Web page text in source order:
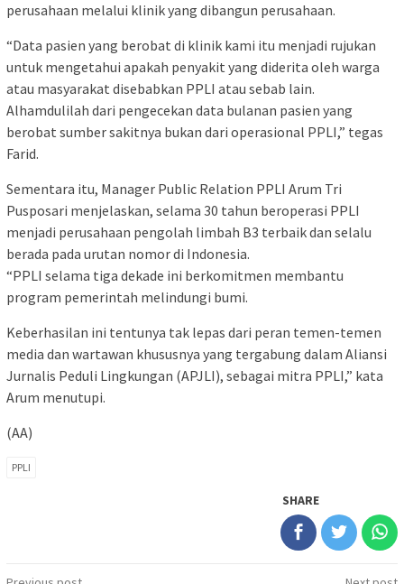
perusahaan melalui klinik yang dibangun perusahaan.
“Data pasien yang berobat di klinik kami itu menjadi rujukan
untuk mengetahui apakah penyakit yang diderita oleh warga
atau masyarakat disebabkan PPLI atau sebab lain.
Alhamdulilah dari pengecekan data bulanan pasien yang
berobat sumber sakitnya bukan dari operasional PPLI,” tegas
Farid.
Sementara itu, Manager Public Relation PPLI Arum Tri
Pusposari menjelaskan, selama 30 tahun beroperasi PPLI
menjadi perusahaan pengolah limbah B3 terbaik dan selalu
berada pada urutan nomor di Indonesia.
“PPLI selama tiga dekade ini berkomitmen membantu
program pemerintah melindungi bumi.
Keberhasilan ini tentunya tak lepas dari peran temen-temen
media dan wartawan khususnya yang tergabung dalam Aliansi
Jurnalis Peduli Lingkungan (APJLI), sebagai mitra PPLI,” kata
Arum menutupi.
(AA)
PPLI
SHARE